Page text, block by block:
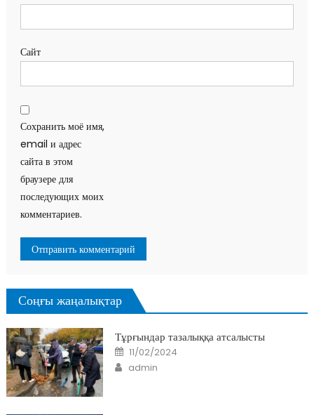
Сайт
Сохранить моё имя,
email и адрес
сайта в этом
браузере для
последующих моих
комментариев.
Соңғы жаңалықтар
Тұрғындар тазалыққа атсалысты
Posted
on
11/02/2024
Author
admin